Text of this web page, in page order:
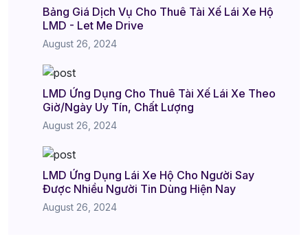
Bảng Giá Dịch Vụ Cho Thuê Tài Xế Lái Xe Hộ
LMD - Let Me Drive
August 26, 2024
LMD Ứng Dụng Cho Thuê Tài Xế Lái Xe Theo
Giờ/Ngày Uy Tín, Chất Lượng
August 26, 2024
LMD Ứng Dụng Lái Xe Hộ Cho Người Say
Được Nhiều Người Tin Dùng Hiện Nay
August 26, 2024